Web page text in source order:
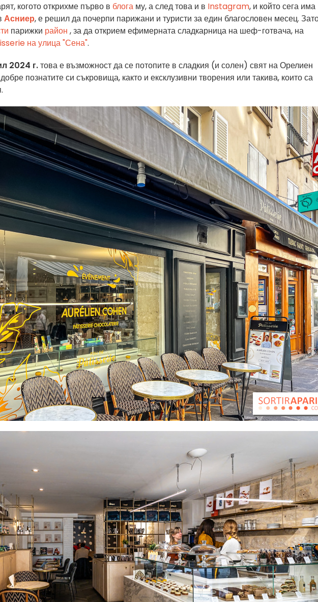
когото открихме първо в блога му, а след това и в Instagram, и който сега има
Асниер, е решил да почерпи парижани и туристи за един благословен месец.
парижки район , за да открием ефимерната сладкарница на шеф-готвача, на
на улица "Сена".
2024 г.това е възможност да се потопите в сладкия (и солен) свят на Орелиен
познатите си съкровища, както и ексклузивни творения или такива, които са